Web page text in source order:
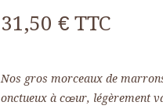
31,50 €TTC
Nos gros morceaux de
onctueux à cœur, légèrement